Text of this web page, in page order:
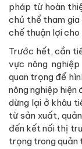
pháp từ hoàn
chủ thể tham gia
chế thuận lợi cho
Trước hết, cần
vực nông
quan trọng để
nông nghiệp hiện
dừng lại ở khâu
từ sản xuất,
đến kết nối thị
trọng trong quản